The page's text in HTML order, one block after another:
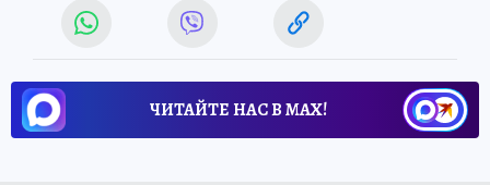
ЧИТАЙТЕ НАС В МАХ!